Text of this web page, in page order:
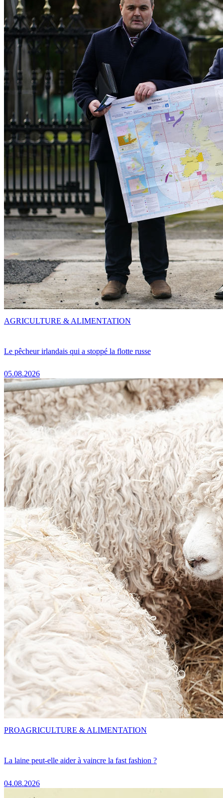
Le pêcheur irlandais qui a stoppé la flotte russe
05.08.2026
AGRICULTURE & ALIMENTATION
La laine peut-elle aider à vaincre la fast fashion ?
04.08.2026
PROAGRICULTURE & ALIMENTATION